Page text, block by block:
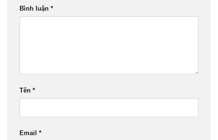
Bình luận *
Tên *
Email *